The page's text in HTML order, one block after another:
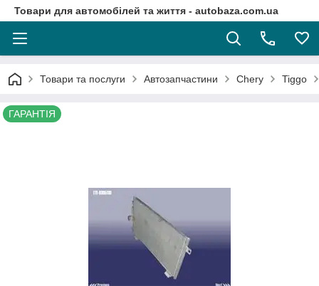
Товари для автомобілей та життя - autobaza.com.ua
Товари та послуги Автозапчастини Chery Tiggo
ГАРАНТІЯ